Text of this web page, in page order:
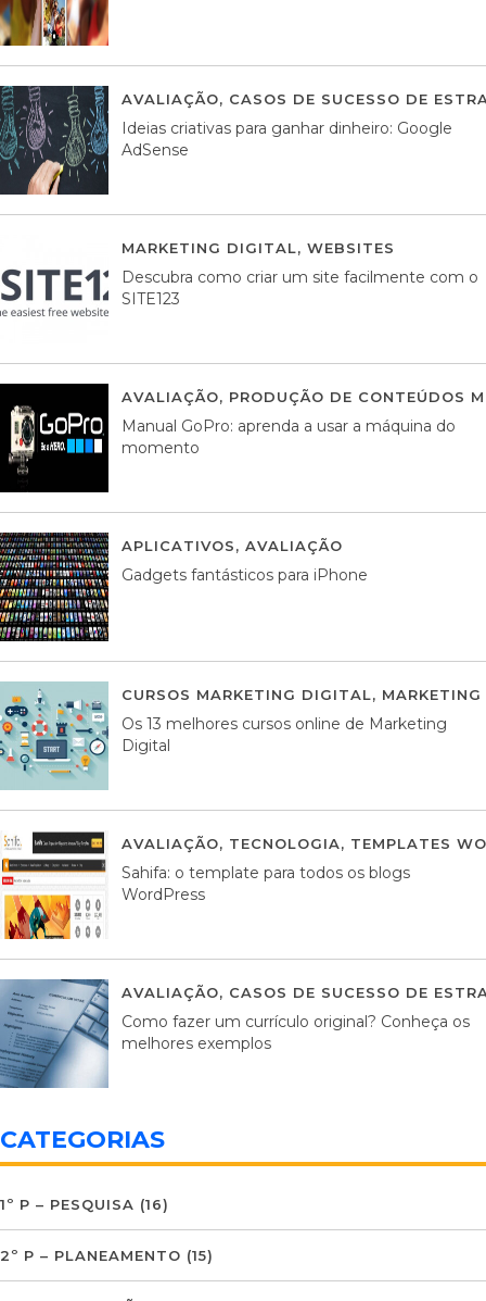
AVALIAÇÃO, CASOS DE SUCESSO DE
Ideias criativas para ganhar dinheiro: Google
AdSense
MARKETING DIGITAL, WEBSITES
Descubra como criar um site facilmente com o
SITE123
AVALIAÇÃO, PRODUÇÃO DE CONTEÚDOS
Manual GoPro: aprenda a usar a máquina do
momento
APLICATIVOS, AVALIAÇÃO
Gadgets fantásticos para iPhone
CURSOS MARKETING DIGITAL,
Os 13 melhores cursos online de Marketing
Digital
AVALIAÇÃO, TECNOLOGIA, TEMPLATES
Sahifa: o template para todos os blogs
WordPress
AVALIAÇÃO, CASOS DE SUCESSO DE
Como fazer um currículo original? Conheça os
melhores exemplos
CATEGORIAS
1º P – PESQUISA (16)
2º P – PLANEAMENTO (15)